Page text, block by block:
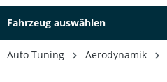
Fahrzeug auswählen
Auto Tuning Aerodynamik